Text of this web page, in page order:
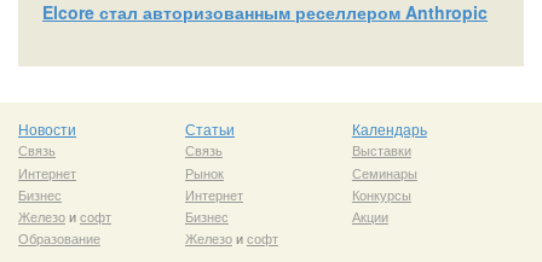
Elcore стал авторизованным реселлером Anthropic
Новости
Связь
Интернет
Бизнес
Железоисофт
Образование
Статьи
Связь
Рынок
Интернет
Бизнес
Железоисофт
Календарь
Выставки
Семинары
Конкурсы
Акции